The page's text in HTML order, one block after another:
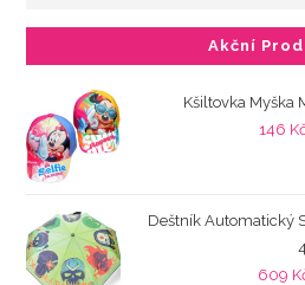
Akční
Kšiltovka Myška
146
Deštník Automatický
609